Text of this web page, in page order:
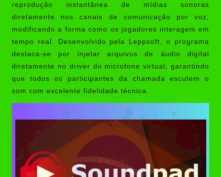
reprodução instantânea de mídias sonoras
diretamente nos canais de comunicação por voz,
modificando a forma como os jogadores interagem em
tempo real. Desenvolvido pela Leppsoft, o programa
destaca-se por injetar arquivos de áudio digital
diretamente no driver do microfone virtual, garantindo
que todos os participantes da chamada escutem o
som com excelente fidelidade técnica.